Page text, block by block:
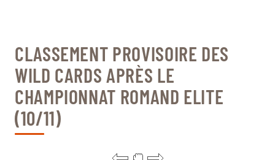
CLASSEMENT PROVISOIRE DES
WILD CARDS APRÈS LE
CHAMPIONNAT ROMAND ELITE
(10/11)